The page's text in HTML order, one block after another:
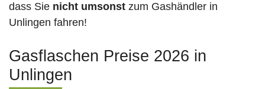
dass Sie nicht umsonst zum Gashändler in
Unlingen fahren!
Gasflaschen Preise 2026 in
Unlingen